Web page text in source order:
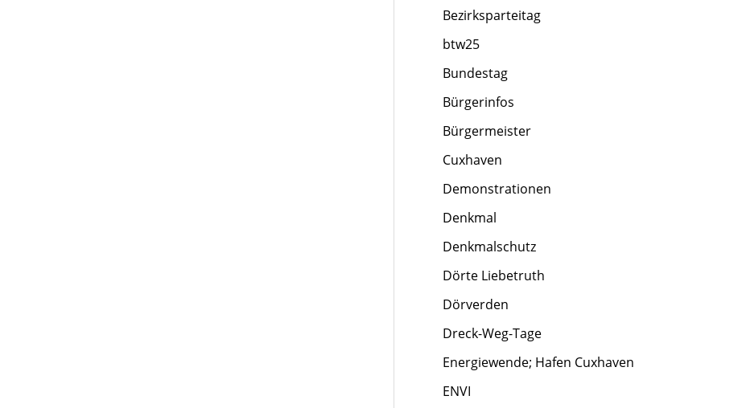
Bezirksparteitag
btw25
Bundestag
Bürgerinfos
Bürgermeister
Cuxhaven
Demonstrationen
Denkmal
Denkmalschutz
Dörte Liebetruth
Dörverden
Dreck-Weg-Tage
Energiewende; Hafen Cuxhaven
ENVI